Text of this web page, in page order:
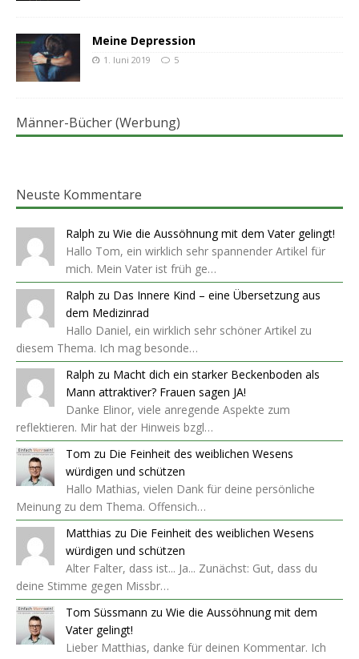
Meine Depression
1. Juni 2019 5
Männer-Bücher (Werbung)
Neuste Kommentare
Ralph zu Wie die Aussöhnung mit dem Vater gelingt!
Hallo Tom, ein wirklich sehr spannender Artikel für
mich. Mein Vater ist früh ge…
Ralph zu Das Innere Kind – eine Übersetzung aus
dem Medizinrad
Hallo Daniel, ein wirklich sehr schöner Artikel zu
diesem Thema. Ich mag besonde…
Ralph zu Macht dich ein starker Beckenboden als
Mann attraktiver? Frauen sagen JA!
Danke Elinor, viele anregende Aspekte zum
reflektieren. Mir hat der Hinweis bzgl…
Tom zu Die Feinheit des weiblichen Wesens
würdigen und schützen
Hallo Mathias, vielen Dank für deine persönliche
Meinung zu dem Thema. Offensich…
Matthias zu Die Feinheit des weiblichen Wesens
würdigen und schützen
Alter Falter, dass ist... Ja... Zunächst: Gut, dass du
deine Stimme gegen Missbr…
Tom Süssmann zu Wie die Aussöhnung mit dem
Vater gelingt!
Lieber Matthias, danke für deinen Kommentar. Ich